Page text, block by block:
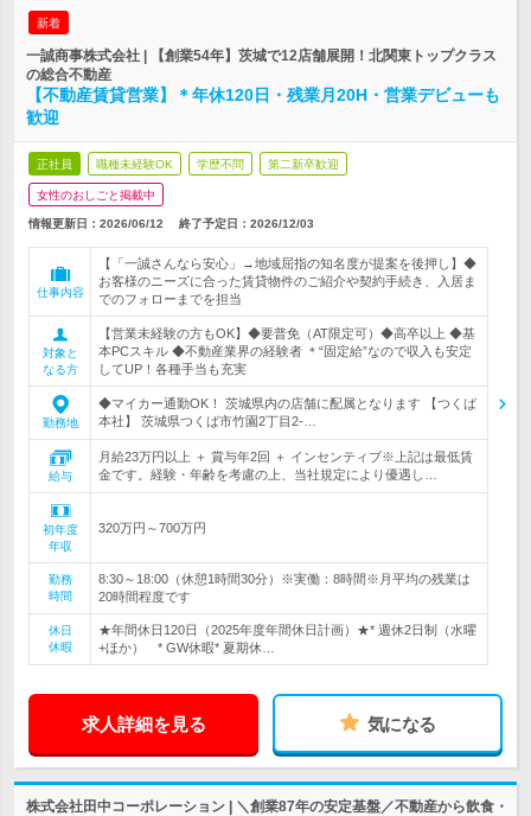
新着
一誠商事株式会社 | 【創業54年】茨城で12店舗展開！北関東トップクラス
の総合不動産
【不動産賃貸営業】＊年休120日・残業月20H・営業デビューも
歓迎
正社員 職種未経験OK 学歴不問 第二新卒歓迎
女性のおしごと掲載中
情報更新日：2026/06/12 終了予定日： 2026/12/03
仕事内容
【「一誠さんなら安心」→地域屈指の知名度が提案を後押し】◆
お客様のニーズに合った賃貸物件のご紹介や契約手続き、入居ま
でのフォローまでを担当
対象と
なる方
【営業未経験の方もOK】◆要普免（AT限定可）◆高卒以上 ◆基
本PCスキル ◆不動産業界の経験者 ＊“固定給”なので収入も安定
してUP！各種手当も充実
勤務地
◆マイカー通勤OK！ 茨城県内の店舗に配属となります 【つくば
本社】 茨城県つくば市竹園2丁目2-…
給与
月給23万円以上 ＋ 賞与年2回 ＋ インセンティブ※上記は最低賃
金です。経験・年齢を考慮の上、当社規定により優遇し…
初年度
年収
320万円～700万円
勤務
時間
8:30～18:00（休憩1時間30分）※実働：8時間※月平均の残業は
20時間程度です
休日
休暇
★年間休日120日（2025年度年間休日計画）★* 週休2日制（水曜
+ほか） * GW休暇* 夏期休…
求人詳細を見る 気になる
株式会社田中コーポレーション | ＼創業87年の安定基盤／不動産から飲食・